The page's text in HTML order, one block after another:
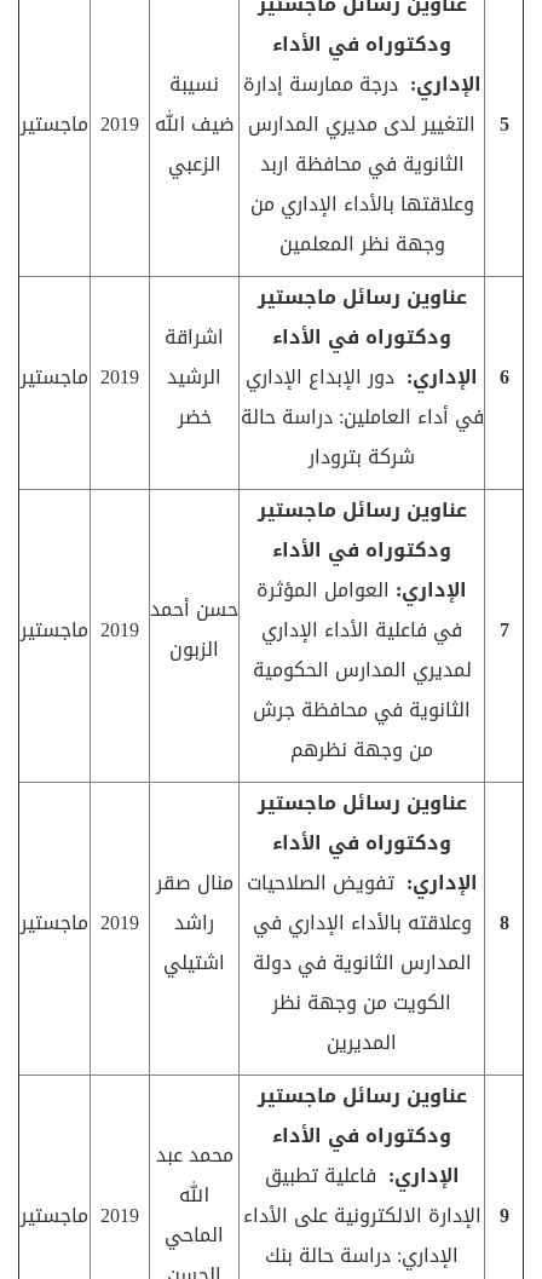
5
ودكتوراه في الأداء
الإداري: درجة ممارسة إدارة
التغيير لدى مديري المدارس
الثانوية في محافظة اربد
وعلاقتها بالأداء الإداري من
وجهة نظر المعلمين
نسيبة
ضيف الله
الزعبي
2019 ماجستير
6
عناوين رسائل ماجستير
ودكتوراه في الأداء
الإداري: دور الإبداع الإداري
في أداء العاملين: دراسة حالة
شركة بترودار
اشراقة
الرشيد
خضر
2019 ماجستير
7
عناوين رسائل ماجستير
ودكتوراه في الأداء
الإداري: العوامل المؤثرة
في فاعلية الأداء الإداري
لمديري المدارس الحكومية
الثانوية في محافظة جرش
من وجهة نظرهم
حسن أحمد
الزبون
2019 ماجستير
8
عناوين رسائل ماجستير
ودكتوراه في الأداء
الإداري: تفويض الصلاحيات
وعلاقته بالأداء الإداري في
المدارس الثانوية في دولة
الكويت من وجهة نظر
المديرين
منال صقر
راشد
اشتيلي
2019 ماجستير
9
عناوين رسائل ماجستير
ودكتوراه في الأداء
الإداري: فاعلية تطبيق
الإدارة الالكترونية على الأداء
الإداري: دراسة حالة بنك
محمد عبد
الله
الماحي
2019 ماجستير